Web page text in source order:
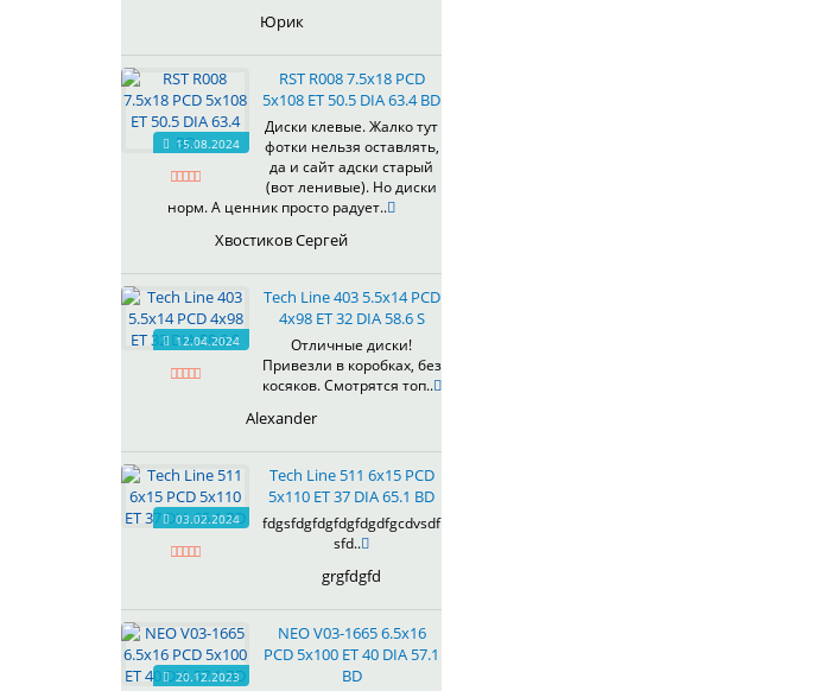
Юрик
15.08.2024
RST R008 7.5x18 PCD
5x108 ET 50.5 DIA 63.4 BD
Диски клевые. Жалко тут
фотки нельзя оставлять,
да и сайт адски старый
(вот ленивые). Но диски
норм. А ценник просто радует..
Хвостиков Сергей
12.04.2024
Tech Line 403 5.5x14 PCD
4x98 ET 32 DIA 58.6 S
Отличные диски!
Привезли в коробках, без
косяков. Смотрятся топ..
Alexander
03.02.2024
Tech Line 511 6x15 PCD
5x110 ET 37 DIA 65.1 BD
fdgsfdgfdgfdgfdgdfgcdvsdf
sfd..
grgfdgfd
20.12.2023
NEO V03-1665 6.5x16
PCD 5x100 ET 40 DIA 57.1
BD